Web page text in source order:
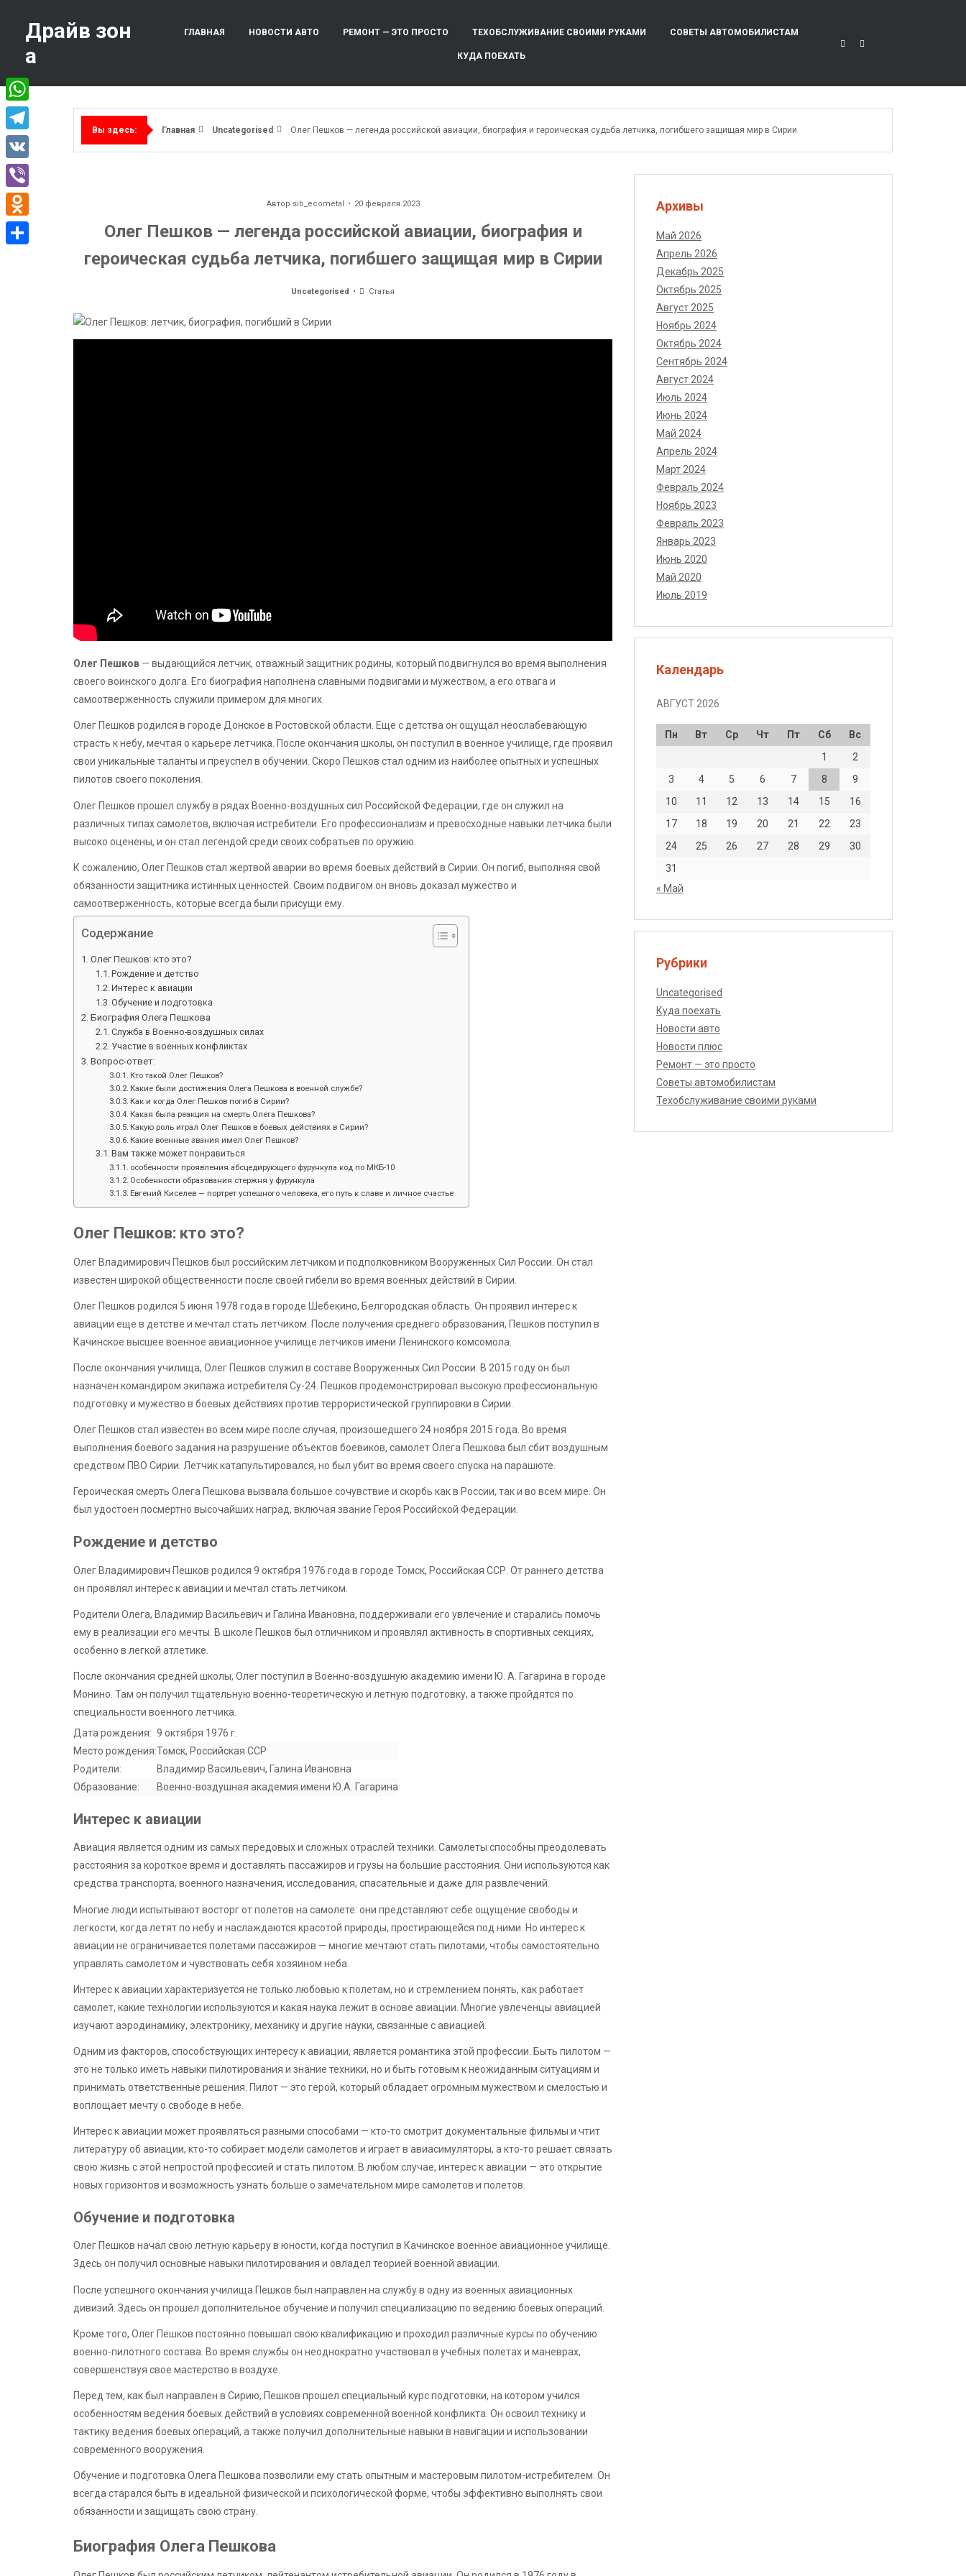
содержимому
Драйв зон
а
ГЛАВНАЯ НОВОСТИ АВТО РЕМОНТ — ЭТО ПРОСТО ТЕХОБСЛУЖИВАНИЕ СВОИМИ РУКАМИ СОВЕТЫ АВТОМОБИЛИСТАМ
КУДА ПОЕХАТЬ
Вы здесь: Главная Uncategorised Олег Пешков — легенда российской авиации, биография и героическая судьба летчика, погибшего защищая мир в Сирии
Автор sib_ecometal 20 февраля 2023
Олег Пешков — легенда российской авиации, биография и
героическая судьба летчика, погибшего защищая мир в Сирии
Uncategorised Статья
Олег Пешков — выдающийся летчик, отважный защитник родины, который подвигнулся во время выполнения
своего воинского долга. Его биография наполнена славными подвигами и мужеством, а его отвага и
самоотверженность служили примером для многих.
Олег Пешков родился в городе Донское в Ростовской области. Еще с детства он ощущал неослабевающую
страсть к небу, мечтая о карьере летчика. После окончания школы, он поступил в военное училище, где проявил
свои уникальные таланты и преуспел в обучении. Скоро Пешков стал одним из наиболее опытных и успешных
пилотов своего поколения.
Олег Пешков прошел службу в рядах Военно-воздушных сил Российской Федерации, где он служил на
различных типах самолетов, включая истребители. Его профессионализм и превосходные навыки летчика были
высоко оценены, и он стал легендой среди своих собратьев по оружию.
К сожалению, Олег Пешков стал жертвой аварии во время боевых действий в Сирии. Он погиб, выполняя свой
обязанности защитника истинных ценностей. Своим подвигом он вновь доказал мужество и
самоотверженность, которые всегда были присущи ему.
Содержание
Олег Пешков: кто это?
Рождение и детство
Интерес к авиации
Обучение и подготовка
Биография Олега Пешкова
Служба в Военно-воздушных силах
Участие в военных конфликтах
Вопрос-ответ:
Кто такой Олег Пешков?
Какие были достижения Олега Пешкова в военной службе?
Как и когда Олег Пешков погиб в Сирии?
Какая была реакция на смерть Олега Пешкова?
Какую роль играл Олег Пешков в боевых действиях в Сирии?
Какие военные звания имел Олег Пешков?
Вам также может понравиться
особенности проявления абсцедирующего фурункула код по МКБ-10
Особенности образования стержня у фурункула
Евгений Киселев — портрет успешного человека, его путь к славе и личное счастье
Олег Пешков: кто это?
Олег Владимирович Пешков был российским летчиком и подполковником Вооруженных Сил России. Он стал
известен широкой общественности после своей гибели во время военных действий в Сирии.
Олег Пешков родился 5 июня 1978 года в городе Шебекино, Белгородская область. Он проявил интерес к
авиации еще в детстве и мечтал стать летчиком. После получения среднего образования, Пешков поступил в
Качинское высшее военное авиационное училище летчиков имени Ленинского комсомола.
После окончания училища, Олег Пешков служил в составе Вооруженных Сил России. В 2015 году он был
назначен командиром экипажа истребителя Су-24. Пешков продемонстрировал высокую профессиональную
подготовку и мужество в боевых действиях против террористической группировки в Сирии.
Олег Пешков стал известен во всем мире после случая, произошедшего 24 ноября 2015 года. Во время
выполнения боевого задания на разрушение объектов боевиков, самолет Олега Пешкова был сбит воздушным
средством ПВО Сирии. Летчик катапультировался, но был убит во время своего спуска на парашюте.
Героическая смерть Олега Пешкова вызвала большое сочувствие и скорбь как в России, так и во всем мире. Он
был удостоен посмертно высочайших наград, включая звание Героя Российской Федерации.
Рождение и детство
Олег Владимирович Пешков родился 9 октября 1976 года в городе Томск, Российская ССР. От раннего детства
он проявлял интерес к авиации и мечтал стать летчиком.
Родители Олега, Владимир Васильевич и Галина Ивановна, поддерживали его увлечение и старались помочь
ему в реализации его мечты. В школе Пешков был отличником и проявлял активность в спортивных секциях,
особенно в легкой атлетике.
После окончания средней школы, Олег поступил в Военно-воздушную академию имени Ю. А. Гагарина в городе
Монино. Там он получил тщательную военно-теоретическую и летную подготовку, а также пройдятся по
специальности военного летчика.
Дата рождения: 9 октября 1976 г.
Место рождения:Томск, Российская ССР
Родители:
Владимир Васильевич, Галина Ивановна
Образование:
Военно-воздушная академия имени Ю.А. Гагарина
Интерес к авиации
Авиация является одним из самых передовых и сложных отраслей техники. Самолеты способны преодолевать
расстояния за короткое время и доставлять пассажиров и грузы на большие расстояния. Они используются как
средства транспорта, военного назначения, исследования, спасательные и даже для развлечений.
Многие люди испытывают восторг от полетов на самолете: они представляют себе ощущение свободы и
легкости, когда летят по небу и наслаждаются красотой природы, простирающейся под ними. Но интерес к
авиации не ограничивается полетами пассажиров — многие мечтают стать пилотами, чтобы самостоятельно
управлять самолетом и чувствовать себя хозяином неба.
Интерес к авиации характеризуется не только любовью к полетам, но и стремлением понять, как работает
самолет, какие технологии используются и какая наука лежит в основе авиации. Многие увлеченцы авиацией
изучают аэродинамику, электронику, механику и другие науки, связанные с авиацией.
Одним из факторов, способствующих интересу к авиации, является романтика этой профессии. Быть пилотом —
это не только иметь навыки пилотирования и знание техники, но и быть готовым к неожиданным ситуациям и
принимать ответственные решения. Пилот — это герой, который обладает огромным мужеством и смелостью и
воплощает мечту о свободе в небе.
Интерес к авиации может проявляться разными способами — кто-то смотрит документальные фильмы и чтит
литературу об авиации, кто-то собирает модели самолетов и играет в авиасимуляторы, а кто-то решает связать
свою жизнь с этой непростой профессией и стать пилотом. В любом случае, интерес к авиации — это открытие
новых горизонтов и возможность узнать больше о замечательном мире самолетов и полетов.
Обучение и подготовка
Олег Пешков начал свою летную карьеру в юности, когда поступил в Качинское военное авиационное училище.
Здесь он получил основные навыки пилотирования и овладел теорией военной авиации.
После успешного окончания училища Пешков был направлен на службу в одну из военных авиационных
дивизий. Здесь он прошел дополнительное обучение и получил специализацию по ведению боевых операций.
Кроме того, Олег Пешков постоянно повышал свою квалификацию и проходил различные курсы по обучению
военно-пилотного состава. Во время службы он неоднократно участвовал в учебных полетах и маневрах,
совершенствуя свое мастерство в воздухе.
Перед тем, как был направлен в Сирию, Пешков прошел специальный курс подготовки, на котором учился
особенностям ведения боевых действий в условиях современной военной конфликта. Он освоил технику и
тактику ведения боевых операций, а также получил дополнительные навыки в навигации и использовании
современного вооружения.
Обучение и подготовка Олега Пешкова позволили ему стать опытным и мастеровым пилотом-истребителем. Он
всегда старался быть в идеальной физической и психологической форме, чтобы эффективно выполнять свои
обязанности и защищать свою страну.
Биография Олега Пешкова
Архивы
Май 2026
Апрель 2026
Декабрь 2025
Октябрь 2025
Август 2025
Ноябрь 2024
Октябрь 2024
Сентябрь 2024
Август 2024
Июль 2024
Июнь 2024
Май 2024
Апрель 2024
Март 2024
Февраль 2024
Ноябрь 2023
Февраль 2023
Январь 2023
Июнь 2020
Май 2020
Июль 2019
Календарь
АВГУСТ 2026
Пн Вт Ср Чт Пт Сб
Вс
1
2
3
4 5 6 7 8
9
10
11 12 13 14 15
16
17
18 19 20 21 22
23
24
25 26 27 28 29
30
31
« Май
Рубрики
Uncategorised
Куда поехать
Новости авто
Новости плюс
Ремонт — это просто
Советы автомобилистам
Техобслуживание своими руками
WhatsApp
Telegram
VK
Viber
Odnoklassniki